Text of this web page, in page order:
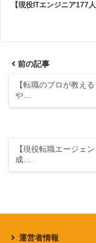
【現役ITエンジニア177
前の記事
【転職のプロが教え
や…
【現役転職エージェ
成…
運営者情報